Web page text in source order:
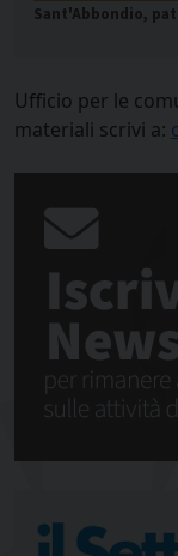
Sant'Abbondio,
Ufficio per le
materiali scrivi a: